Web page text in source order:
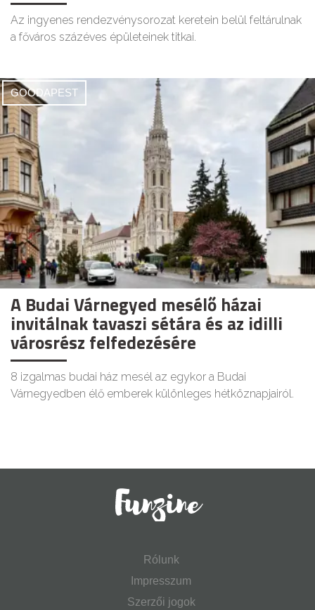
Az ingyenes rendezvénysorozat keretein belül feltárulnak
a főváros százéves épületeinek titkai.
GOODAPEST
A Budai Várnegyed mesélő házai
invitálnak tavaszi sétára és az idilli
városrész felfedezésére
8 izgalmas budai ház mesél az egykor a Budai
Várnegyedben élő emberek különleges hétköznapjairól.
Rólunk
Impresszum
Szerzői jogok